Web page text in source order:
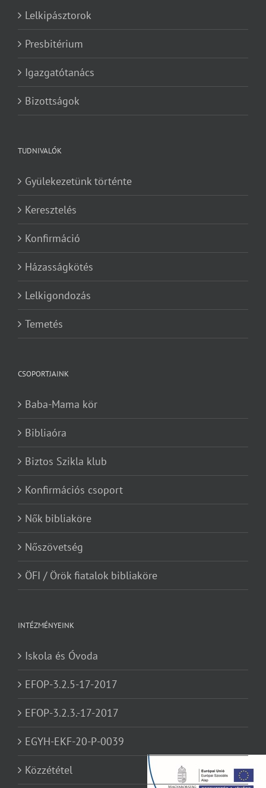
Lelkipásztorok
Presbitérium
Igazgatótanács
Bizottságok
TUDNIVALÓK
Gyülekezetünk történte
Keresztelés
Konfirmáció
Házasságkötés
Lelkigondozás
Temetés
CSOPORTJAINK
Baba-Mama kör
Bibliaóra
Biztos Szikla klub
Konfirmációs csoport
Nők bibliaköre
Nőszövetség
ÖFI / Örök fiatalok bibliaköre
INTÉZMÉNYEINK
Iskola és Óvoda
EFOP-3.2.5-17-2017
EFOP-3.2.3.-17-2017
EGYH-EKF-20-P-0039
Közzététel